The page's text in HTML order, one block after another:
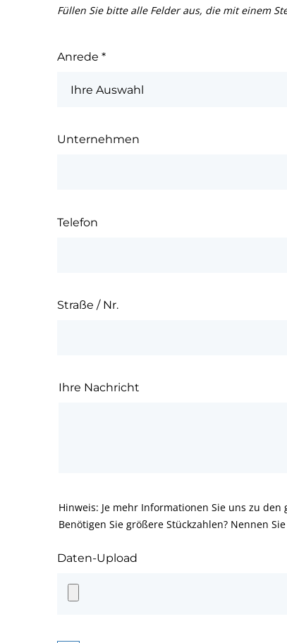
Füllen Sie bitte alle Felder aus, die mit einem
Anrede *
Unternehmen
Telefon
Straße / Nr.
Ihre Nachricht
Hinweis: Je mehr Informationen Sie uns zu
Benötigen Sie größere Stückzahlen? Nennen
Daten-Upload